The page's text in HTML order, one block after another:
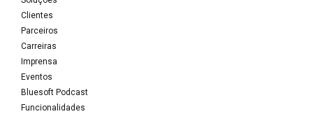
Clientes
Parceiros
Carreiras
Imprensa
Eventos
Bluesoft Podcast
Funcionalidades